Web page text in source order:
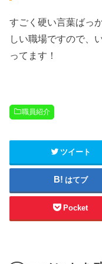
すご く硬い言葉ばっ
しい職場ですので 、
ってます！
職員紹介
ツイート
はてブ
Pocket